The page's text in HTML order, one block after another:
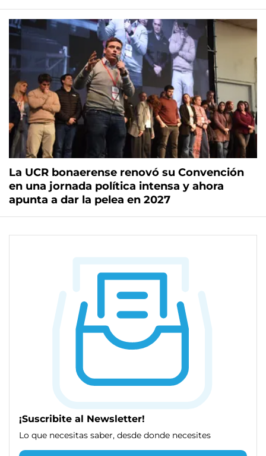
La UCR bonaerense renovó su Convención
en una jornada política intensa y ahora
apunta a dar la pelea en 2027
¡Suscribite al Newsletter!
Lo que necesitas saber, desde donde necesites